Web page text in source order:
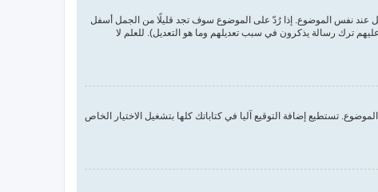
عند نفس الموضوع. إذا رُدّ على الموضوع سوف تجد قليلًا من الجمل أسفل
ترك رسالة يذكرون في سبب تعديلهم وما هو التعديل). للعلم لا
تستطيع إضافة التوقيع آليا في كتاباتك كلها بتشغيل الاختيار الخاص